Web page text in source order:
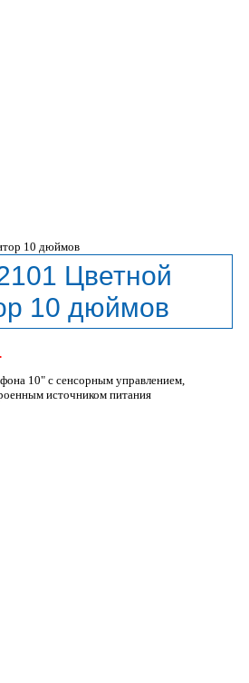
Цветной
10 дюймов
10" с сенсорным управлением,
источником питания